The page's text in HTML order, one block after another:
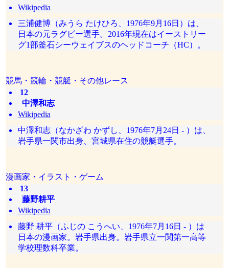
Wikipedia
三浦健博（みうら たけひろ、1976年9月16日）は、
日本の元ラグビー選手。2016年現在はイーストリー
グ1部釜石シーウェイブスのヘッドコーチ（HC）。
競馬・競輪・競艇・その他レース
12
中澤和志
Wikipedia
中澤和志（なかざわ かずし、1976年7月24日 - ）は、
岩手県一関市出身、宮城県在住の競艇選手。
漫画家・イラスト・ゲーム
13
藤野耕平
Wikipedia
藤野 耕平（ふじの こうへい、1976年7月16日 - ）は
日本の漫画家。岩手県出身。岩手県立一関第一高等
学校理数科卒業。